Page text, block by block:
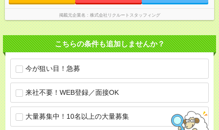
掲載元企業名 株式会社リクルートスタッフィング
こちらの条件も追加しませんか？
今が狙い目！急募
来社不要！WEB登録／面接OK
大量募集中！10名以上の大量募集